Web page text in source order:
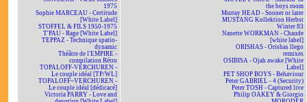
1975
Sophie MARCEAU - Certitude
[White Label]
STOFFEL & FILS 1950-1975
T'PAU - Rage [White Label]
TEPPAZ - Technique spatio-
dynamic
Théâtre de l'EMPIRE -
compilation Rétro
TOPALOFF-VERCHUREN -
Le couple idéal [TP/WL]
TOPALOFF~VERCHUREN -
Le couple idéal [dédicacé]
Victoria PARRY - Love and
the boys room
Murray HEAD - Sooner or later
MUSTANG Kollektion Herbst
Winter 83
Nanette WORKMAN - Chaude
[white label]
ORISHAS - Orishas llego
remixes
OSIBISA - Ojah awake [White
Label]
PET SHOP BOYS - Behaviour
Peter GABRIEL - 4 (Security)
Peter TOSH - Captured live
Philip OAKEY & Giorgio